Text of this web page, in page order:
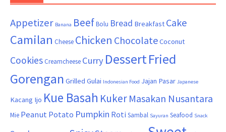
Appetizer Banana BeefBolu Bread Breakfast Cake
Camilan Cheese Chicken ChocolateCoconut
Cookies Creamcheese Curry DessertFried
Gorengan Grilled Gulai Indonesian Food Jajan Pasar Japanese
Kacang Ijo Kue Basah Kuker Masakan Nusantara
Mie Peanut Potato Pumpkin Roti Sambal Sayuran Seafood Snack